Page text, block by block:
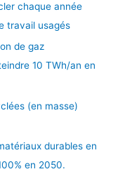
chaque année
travail usagés
de gaz
10 TWh/an en
(en masse)
durables en
en 2050.